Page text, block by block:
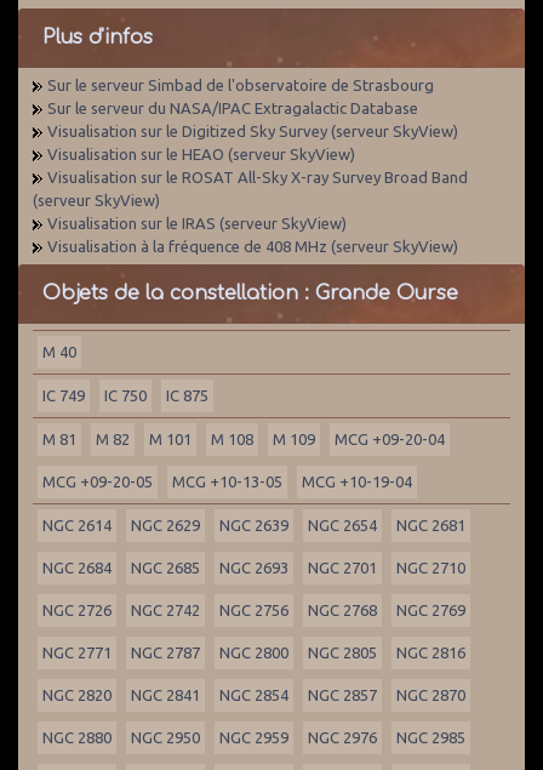
Plus d'infos
Sur le serveur Simbad de l'observatoire de Strasbourg
Sur le serveur du NASA/IPAC Extragalactic Database
Visualisation sur le Digitized Sky Survey (serveur SkyView)
Visualisation sur le HEAO (serveur SkyView)
Visualisation sur le ROSAT All-Sky X-ray Survey Broad Band
(serveur SkyView)
Visualisation sur le IRAS (serveur SkyView)
Visualisation à la fréquence de 408 MHz (serveur SkyView)
Objets de la constellation : Grande Ourse
M 40
IC 749 IC 750 IC 875
M 81 M 82 M 101 M 108 M 109 MCG +09-20-04
MCG +09-20-05 MCG +10-13-05 MCG +10-19-04
NGC 2614 NGC 2629 NGC 2639 NGC 2654 NGC 2681
NGC 2684 NGC 2685 NGC 2693 NGC 2701 NGC 2710
NGC 2726 NGC 2742 NGC 2756 NGC 2768 NGC 2769
NGC 2771 NGC 2787 NGC 2800 NGC 2805 NGC 2816
NGC 2820 NGC 2841 NGC 2854 NGC 2857 NGC 2870
NGC 2880 NGC 2950 NGC 2959 NGC 2976 NGC 2985